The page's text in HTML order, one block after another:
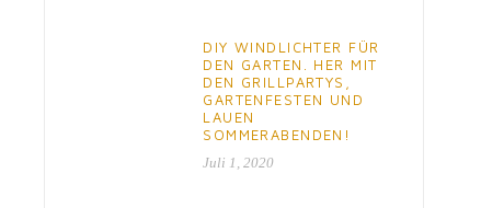
DIY WINDLICHTER FÜR
DEN GARTEN. HER MIT
DEN GRILLPARTYS,
GARTENFESTEN UND
LAUEN
SOMMERABENDEN!
Juli 1, 2020